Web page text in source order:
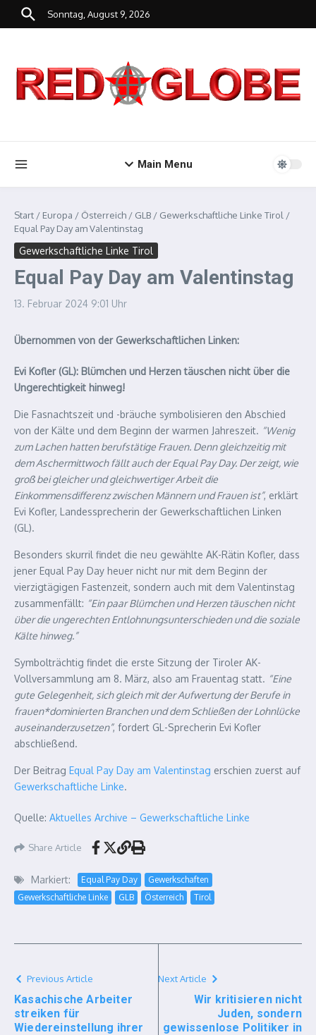
Zum Inhalt springen
Sonntag, August 9, 2026
Main Menu
Start / Europa / Österreich / GLB / Gewerkschaftliche Linke Tirol /
Equal Pay Day am Valentinstag
Gewerkschaftliche Linke Tirol
Equal Pay Day am Valentinstag
13. Februar 2024 9:01 Uhr
Übernommen von der Gewerkschaftlichen Linken:
Evi Kofler (GL): Blümchen und Herzen täuschen nicht über die
Ungerechtigkeit hinweg!
Die Fasnachtszeit und -bräuche symbolisieren den Abschied
von der Kälte und dem Beginn der warmen Jahreszeit. “Wenig
zum Lachen hatten berufstätige Frauen. Denn gleichzeitig mit
dem Aschermittwoch fällt auch der Equal Pay Day. Der zeigt, wie
groß bei gleicher und gleichwertiger Arbeit die
Einkommensdifferenz zwischen Männern und Frauen ist”, erklärt
Evi Kofler, Landessprecherin der Gewerkschaftlichen Linken
(GL).
Besonders skurril findet die neu gewählte AK-Rätin Kofler, dass
jener Equal Pay Day heuer nicht nur mit dem Beginn der
vierzigtägigen Fastenzeit, sondern auch mit dem Valentinstag
zusammenfällt: “Ein paar Blümchen und Herzen täuschen nicht
über die ungerechten Entlohnungsunterschieden und die soziale
Kälte hinweg.”
Symbolträchtig findet die erste Sitzung der Tiroler AK-
Vollversammlung am 8. März, also am Frauentag statt. “Eine
gute Gelegenheit, sich gleich mit der Aufwertung der Berufe in
frauen*dominierten Branchen und dem Schließen der Lohnlücke
auseinanderzusetzen”, fordert GL-Sprecherin Evi Kofler
abschließend.
Der Beitrag Equal Pay Day am Valentinstag erschien zuerst auf
Gewerkschaftliche Linke.
Quelle: Aktuelles Archive – Gewerkschaftliche Linke
Share Article
Markiert: Equal Pay Day
Gewerkschaften
Gewerkschaftliche Linke
GLB Österreich Tirol
Previous Article
Kasachische Arbeiter
streiken für
Wiedereinstellung ihrer
Next Article
Wir kritisieren nicht
Juden, sondern
gewissenlose Politiker in